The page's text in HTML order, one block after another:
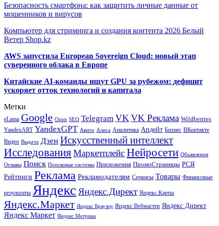
Безопасность смартфона: как защитить личные данные от
мошенников и вирусов
Компьютер для стриминга и создания контента 2026 Белый
Ветер Shop.kz
AWS запустила European Sovereign Cloud: новый этап
суверенного облака в Европе
Китайские AI-команды ищут GPU за рубежом: дефицит
ускоряет отток технологий и капитала
Метки
eLama Google Ozon SEO Telegram VK VK Реклама Wildberries
YandexART YandexGPT Авито Алиса Аналитика Апдейт Бизнес ВКонтакте
Видео Выдача Дзен Искусственный интеллект
Исследования МаркетплейсНейросети Объявления
Отзывы Поиск Поисковые системы Приложения ПромоСтраницы РСЯ
Рейтинги Реклама Рекламодателям Сервисы Товары Финансовые
результаты Яндекс Яндекс.Директ Яндекс.Карты
Яндекс.Маркет Яндекс Браузер Яндекс Вебмастер Яндекс Директ
Яндекс Маркет Яндекс Метрика